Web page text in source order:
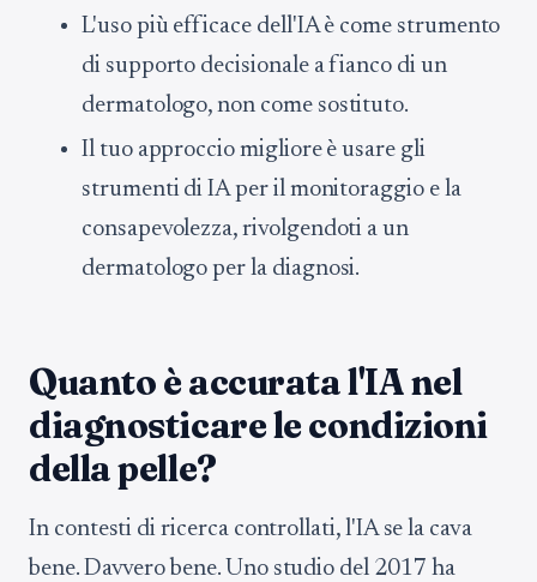
L'uso più efficace dell'IA è come strumento
di supporto decisionale a fianco di un
dermatologo, non come sostituto.
Il tuo approccio migliore è usare gli
strumenti di IA per il monitoraggio e la
consapevolezza, rivolgendoti a un
dermatologo per la diagnosi.
Quanto è accurata l'IA nel
diagnosticare le condizioni
della pelle?
In contesti di ricerca controllati, l'IA se la cava
bene. Davvero bene. Uno studio del 2017 ha